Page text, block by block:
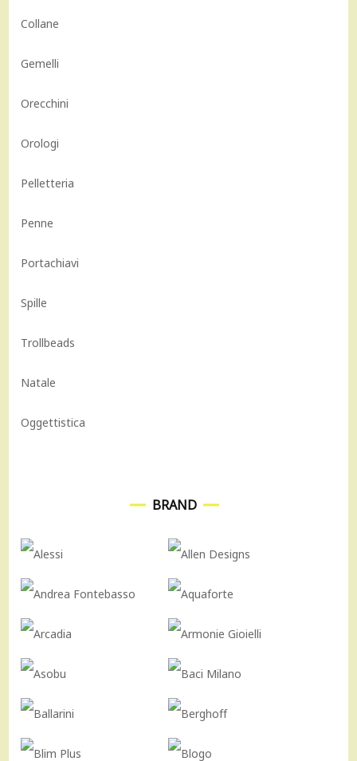
Collane
Gemelli
Orecchini
Orologi
Pelletteria
Penne
Portachiavi
Spille
Trollbeads
Natale
Oggettistica
BRAND